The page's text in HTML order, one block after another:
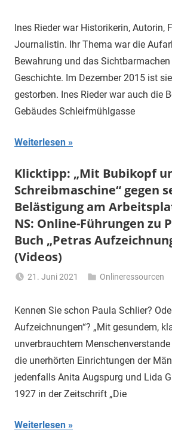
Gerhalter
Ines Rieder war Historikerin, Autorin,
Journalistin. Ihr Thema war die
Bewahrung und das
Geschichte. Im Dezember 2015 ist
gestorben. Ines Rieder war auch die
Gebäudes Schleifmühlgasse
Weiterlesen
Klicktipp: „Mit Bubikopf
Schreibmaschine“ gegen
Belästigung am
NS: Online-Führungen zu
Buch „Petras
(Videos)
21. Juni 2021
Gerhalter
Onlineressourcen
Kennen Sie schon Paula Schlier?
Aufzeichnungen“? „Mit gesundem,
unverbrauchtem
die unerhörten Einrichtungen der
jedenfalls Anita Augspurg und Lida
1927 in der Zeitschrift „Die
Weiterlesen